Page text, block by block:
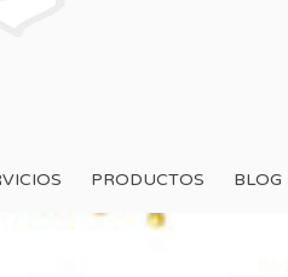
PRODUCTOS BLOG